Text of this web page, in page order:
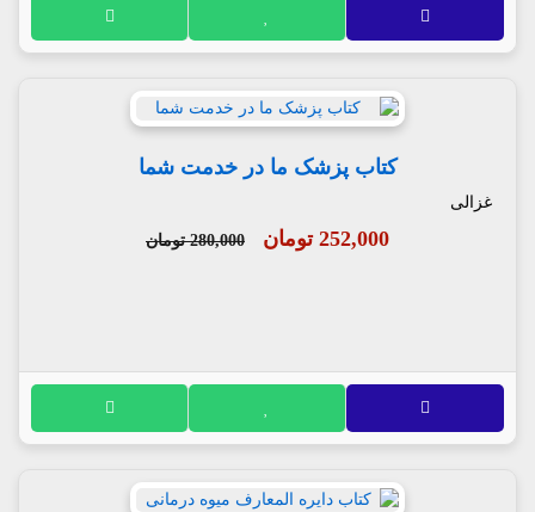
کتاب پزشک ما در خدمت شما
غزالی
252,000 تومان 280,000 تومان